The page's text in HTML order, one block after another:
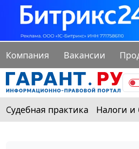
Компания Вакансии
Судебная практика Налоги и